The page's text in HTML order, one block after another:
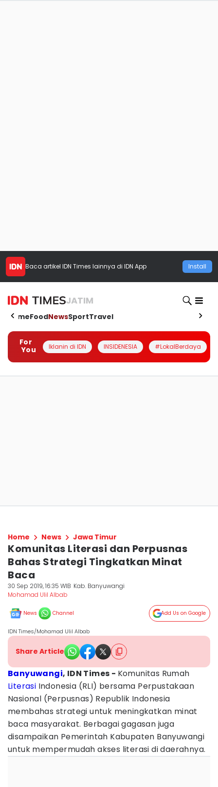
Baca artikel IDN Times lainnya di IDN App Install
JATIM
HomeFoodNewsSportTravel
For
You
Iklanin di IDN INSIDENESIA #LokalBerdaya
Home News Jawa Timur
Komunitas Literasi dan Perpusnas
Bahas Strategi Tingkatkan Minat
Baca
30 Sep 2019, 16:35 WIB Kab. Banyuwangi
Mohamad Ulil Albab
News Channel Add Us on Google
IDN Times/Mohamad Ulil Albab
Share Article
Banyuwangi, IDN Times - Komunitas Rumah
Literasi Indonesia (RLI) bersama Perpustakaan
Nasional (Perpusnas) Republik Indonesia
membahas strategi untuk meningkatkan minat
baca masyarakat. Berbagai gagasan juga
disampaikan Pemerintah Kabupaten Banyuwangi
untuk mempermudah akses literasi di daerahnya.